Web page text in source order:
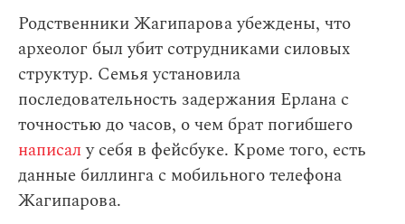
Родственники Жагипарова убеждены, что
археолог был убит сотрудниками силовых
структур. Семья установила
последовательность задержания Ерлана с
точностью до часов, о чем брат погибшего
написалу себя в фейсбуке. Кроме того, есть
данные биллинга с мобильного телефона
Жагипарова.